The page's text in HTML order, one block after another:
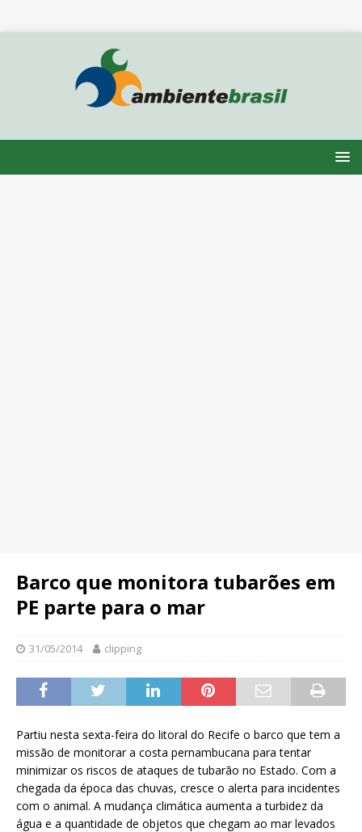
Barco que monitora tubarões em
PE parte para o mar
31/05/2014 clipping
Partiu nesta sexta-feira do litoral do Recife o barco que tem a
missão de monitorar a costa pernambucana para tentar
minimizar os riscos de ataques de tubarão no Estado. Com a
chegada da época das chuvas, cresce o alerta para incidentes
com o animal. A mudança climática aumenta a turbidez da
água e a quantidade de objetos que chegam ao mar levados